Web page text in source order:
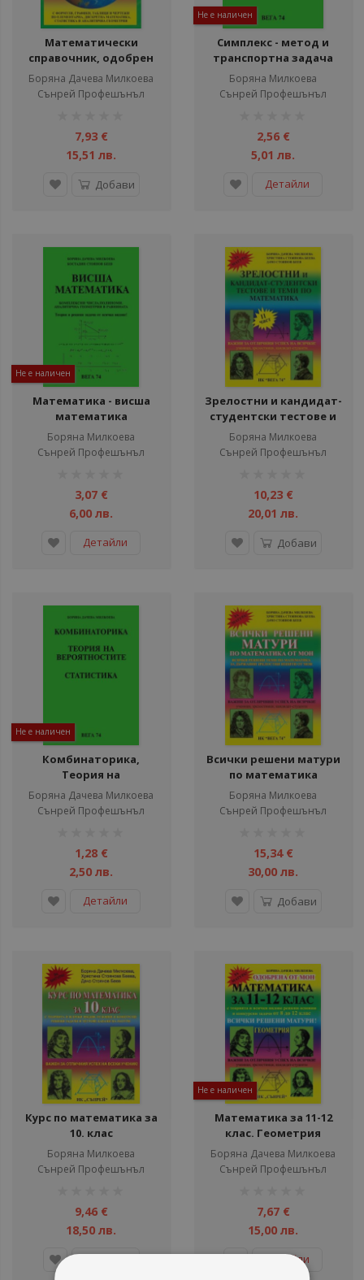
Математически
справочник, одобрен
от МОН - от 1 до 12 клас
Борянa Дачева Милкоева
Сънрей Профешънъл
7,93 €
15,51 лв.
Добави
Не е наличен
Симплекс - метод и
транспортна задача
Борянa Милкоева
Сънрей Профешънъл
2,56 €
5,01 лв.
Детайли
Не е наличен
Математика - висша
математика
Боряна Милкоева
Сънрей Профешънъл
3,07 €
6,00 лв.
Детайли
Зрелостни и кандидат-
студентски тестове и
теми по математика -
част 2
Борянa Милкоева
Сънрей Профешънъл
10,23 €
20,01 лв.
Добави
Не е наличен
Комбинаторика,
Теория на
вероятностите,
Статистика
Боряна Дачева Милкоева
Сънрей Профешънъл
1,28 €
2,50 лв.
Детайли
Всички решени матури
по математика
Боряна Милкоева
Сънрей Профешънъл
15,34 €
30,00 лв.
Добави
Курс по математика за
10. клас
Борянa Милкоева
Сънрей Профешънъл
9,46 €
18,50 лв.
Не е наличен
Математика за 11-12
клас. Геометрия
Борянa Дачева Милкоева
Сънрей Профешънъл
7,67 €
15,00 лв.
Детайли